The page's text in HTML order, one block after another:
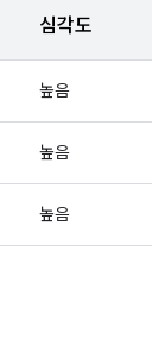
심각도
높음
높음
높음